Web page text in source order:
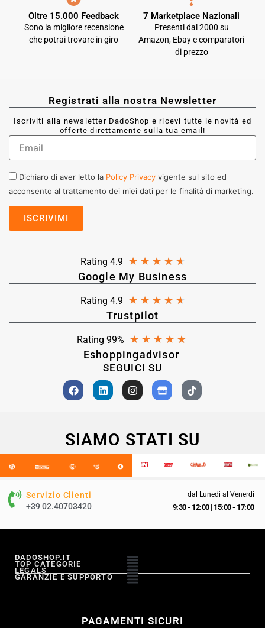
Oltre 15.000 Feedback
Sono la migliore recensione
che potrai trovare in giro
7 Marketplace Nazionali
Presenti dal 2000 su
Amazon, Ebay e comparatori
di prezzo
Registrati alla nostra Newsletter
Iscriviti alla newsletter DadoShop e ricevi tutte le novità ed
offerte direttamente sulla tua email!
Dichiaro di aver letto la Policy Privacy vigente sul sito ed
acconsento al trattamento dei miei dati per le finalità di marketing.
Rating 4.9 ★ ★ ★ ★ ★
Google My Business
Rating 4.9 ★ ★ ★ ★ ★
Trustpilot
Rating 99% ★ ★ ★ ★ ★
Eshoppingadvisor
SEGUICI SU
SIAMO STATI SU
Servizio Clienti
+39 02.40703420
dal Lunedì al Venerdì
9:30 - 12:00| 15:00 - 17:00
DADOSHOP.IT
TOP CATEGORIE
LEGALS
GARANZIE E SUPPORTO
PAGAMENTI SICURI